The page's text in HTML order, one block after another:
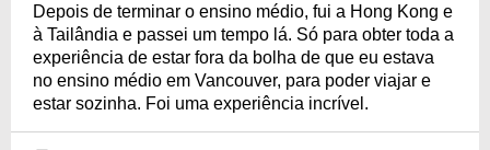
Depois de terminar o ensino médio, fui a Hong Kong e
à Tailândia e passei um tempo lá. Só para obter toda a
experiência de estar fora da bolha de que eu estava
no ensino médio em Vancouver, para poder viajar e
estar sozinha. Foi uma experiência incrível.